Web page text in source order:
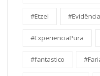
#Etzel #Evidência
#ExperienciaPura
#fantastico